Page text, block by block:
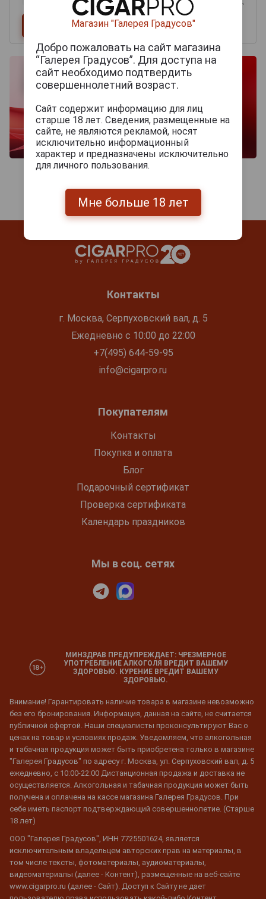
Контакты
г. Москва, Серпуховский вал, д. 5
Ежедневно с 10:00 до 22:00
+7(495) 644-59-95
info@cigarpro.ru
Покупателям
Контакты
Покупка и оплата
Блог
Подарочный сертификат
Проверка сертификата
Календарь праздников
Мы в соц. сетях
МИНЗДРАВ ПРЕДУПРЕЖДАЕТ: ЧРЕЗМЕРНОЕ
УПОТРЕБЛЕНИЕ АЛКОГОЛЯ ВРЕДИТ ВАШЕМУ
ЗДОРОВЬЮ. КУРЕНИЕ ВРЕДИТ ВАШЕМУ
ЗДОРОВЬЮ.
Внимание! Гарантировать наличие товара в магазине невозможно
без его бронирования. Информация, данная на сайте, не считается
публичной офертой. Наши специалисты проконсультируют Вас о
ценах на товар и условиях продаж. Уведомляем, что алкогольная
и табачная продукция может быть приобретена только в магазине
"Галерея Градусов" по адресу г. Москва, ул. Серпуховский вал, д. 5
ежедневно, с 10:00-22:00 Дистанционная продажа и доставка не
осуществляется. Алкогольная и табачная продукция может быть
получена и оплачена на кассе магазина Галерея Градусов. При
себе иметь паспорт подтверждающий совершеннолетие. (Старше
18 лет)
ООО "Галерея Градусов", ИНН 7725501624, является
исключительным владельцем авторских прав на материалы, в
том числе тексты, фотоматериалы, аудиоматериалы,
видеоматериалы (далее - Контент), размещенные на веб-сайте
www.cigarpro.ru (далее - Сайт). Доступ к Сайту не дает
Магазин "Галерея Градусов"
Добро пожаловать на сайт магазина
“Галерея Градусов”. Для доступа на
сайт необходимо подтвердить
совершеннолетний возраст.
Сайт содержит информацию для лиц
старше 18 лет. Сведения, размещенные на
сайте, не являются рекламой, носят
исключительно информационный
характер и предназначены исключительно
для личного пользования.
Мне больше 18 лет